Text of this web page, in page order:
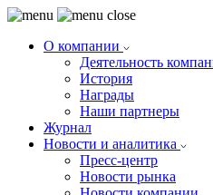
О компании
Деятельность
История
Награды
Наши партнеры
Журнал
Новости и аналитика
Пресс-центр
Новости рынка